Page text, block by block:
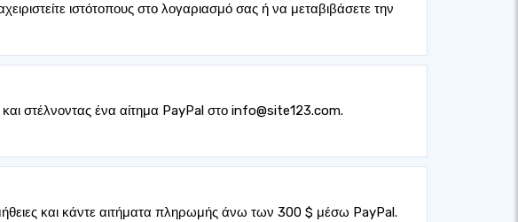
ιστότοπους στο λογαριασμό σας ή να μεταβιβάσετε την
στέλνοντας ένα αίτημα PayPal στο info@site123.com.
και κάντε αιτήματα πληρωμής άνω των 300 $ μέσω PayPal.